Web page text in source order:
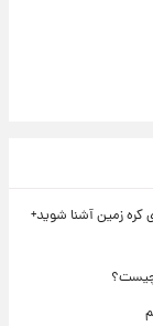
زمین آشنا شوید+